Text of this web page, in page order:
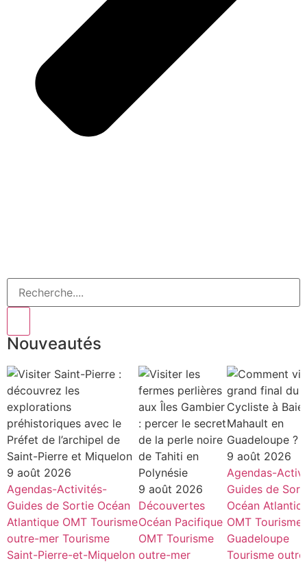
Nouveautés
9 août 2026
Agendas-Activités-
Guides de Sortie Océan
Atlantique OMT Tourisme
outre-mer Tourisme
Saint-Pierre-et-Miquelon
9 août 2026
Découvertes
Océan Pacifique
OMT Tourisme
outre-mer
9 août 2026
Agendas-
Guides de
Océan
OMT Tourisme
Guadeloupe
Tourisme